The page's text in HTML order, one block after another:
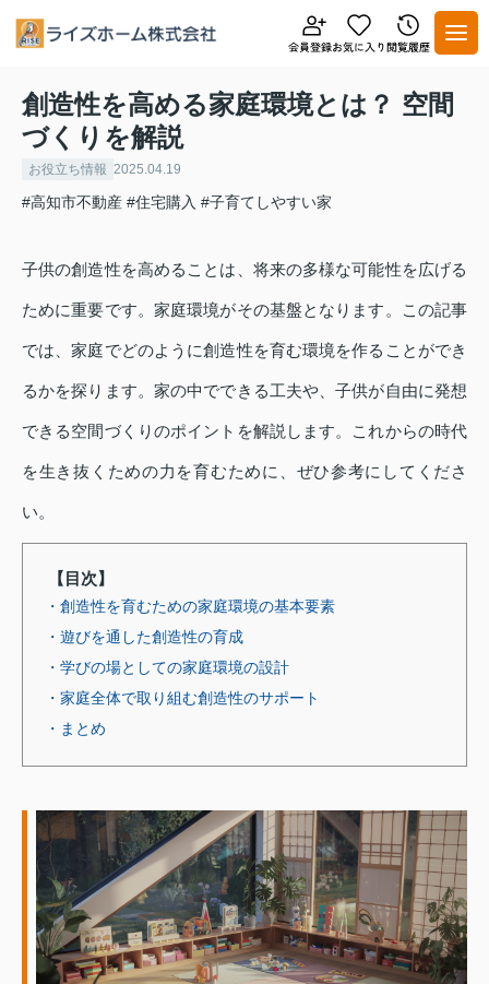
創造性を高める家庭環境とは？ 空間
づくりを解説
お役立ち情報 2025.04.19
#高知市不動産 #住宅購入 #子育てしやすい家
子供の創造性を高めることは、将来の多様な可能性を広げる
ために重要です。家庭環境がその基盤となります。この記事
では、家庭でどのように創造性を育む環境を作ることができ
るかを探ります。家の中でできる工夫や、子供が自由に発想
できる空間づくりのポイントを解説します。これからの時代
を生き抜くための力を育むために、ぜひ参考にしてくださ
い。
【目次】
・創造性を育むための家庭環境の基本要素
・遊びを通した創造性の育成
・学びの場としての家庭環境の設計
・家庭全体で取り組む創造性のサポート
・まとめ